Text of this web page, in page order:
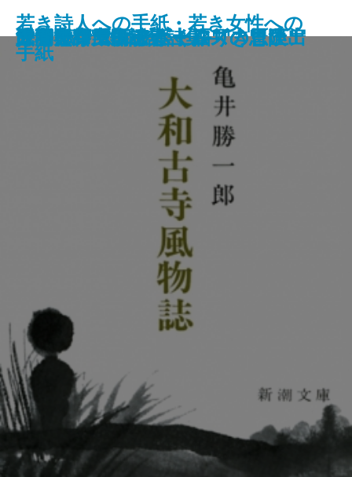
人形の家
恐怖の谷
蟹工船・党生活者
マルテの手記
武蔵野夫人
緋色の研究
ツァラトストラかく語りき〔下〕
シャーロック・ホームズの帰還
サロメ・ウィンダミア卿夫人の扇
浮雲
大和古寺風物誌
シャーロック・ホームズの冒険
シャーロック・ホームズの思い出
ジェーン・エア〔上〕
若き詩人への手紙・若き女性への
手紙
ツァラトストラかく語りき〔上〕
武者小路実篤詩集
はつ恋
海潮音―上田敏訳詩集―
人間失格